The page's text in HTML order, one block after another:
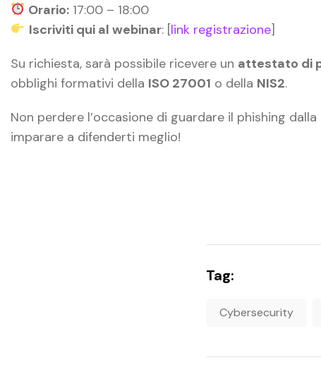
Orario:17:00 – 18:00
Iscriviti qui al webinar: [link registrazione]
Su richiesta, sarà possibile ricevere un attestato di
obblighi formativi della ISO 27001 o della NIS2.
Non perdere l’occasione di guardare il phishing
imparare a difenderti meglio!
Tag:
Cybersecurity